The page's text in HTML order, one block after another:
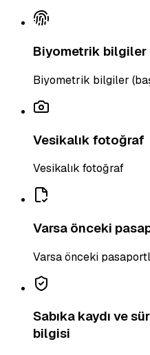
Biyometrik bilgiler
Biyometrik bilgiler
Vesikalık fotoğraf
Vesikalık fotoğraf
Varsa önceki
Varsa önceki
Sabıka kaydı ve
bilgisi